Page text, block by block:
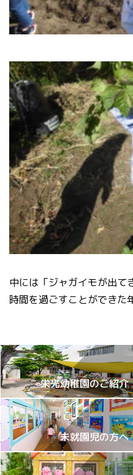
中には「ジャガイモが出て
時間を過ごすことができ
栄光幼稚園のご紹介
未就園児の方へ